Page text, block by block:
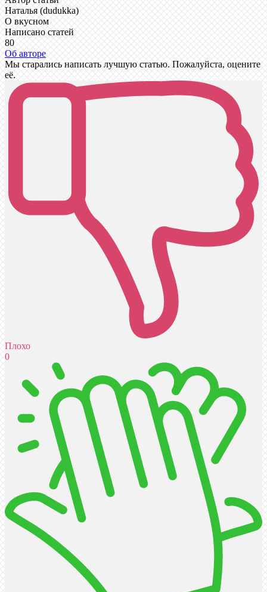
Наталья (dudukka)
О вкусном
Написано статей
80
Об авторе
Мы старались написать лучшую статью. Пожалуйста, оцените
её.
Плохо
0